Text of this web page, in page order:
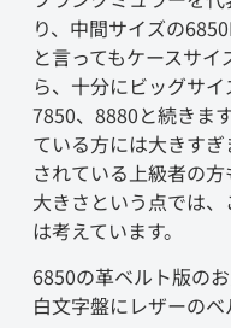
り、中間サイズの
と言ってもケースサ
ら、十分にビッグサ
7850、8880と続きま
ている方には大きす
されている上級者の
大きさという点では
は考えています。
6850の革ベルト版の
白文字盤にレザーのベ